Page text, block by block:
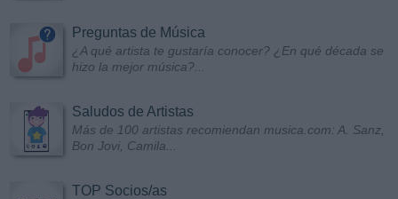
Preguntas de Música
¿A qué artista te gustaría conocer? ¿En qué década se
hizo la mejor música?...
Saludos de Artistas
Más de 100 artistas recomiendan musica.com: A. Sanz,
Bon Jovi, Camila...
TOP Socios/as